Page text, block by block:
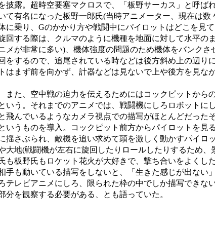
披露。超時空要塞マクロスで、「板野サーカス」と呼ば
て有名になった板野一郎氏(当時アニメーター、現在は
に乗り、Gのかかり方や戦闘中にパイロットはどこを見
回する際は、クルマのように機種を地面に対して水平の
メが非常に多い)、機体強度の問題のため機体をバンク
をするので、追尾されている時などは後方斜め上の辺り
トはまず前を向かず、計器などは見ないで上や後方を見な
また、空中戦の迫力を伝えるためにはコックピットから
いう。それまでのアニメでは、戦闘機にしろロボットに
飛んでいるようなカメラ視点での描写がほとんどだった
いうものを導入。コックピット前方からパイロットを見
揺さぶられ、敵機を追い求めて頭を激しく動かすパイロ
大地(戦闘機が左右に旋回したりロールしたりするため
も板野氏もロケット花火が大好きで、撃ち合いをよくし
手も動いている描写をしないと、「生きた感じが出ない
テレビアニメにしろ、限られた枠の中でしか描写できな
分を観察する必要がある、とも語っていた。